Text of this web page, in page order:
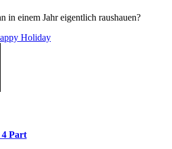
in einem Jahr eigentlich raushauen?
Holiday
4 Part